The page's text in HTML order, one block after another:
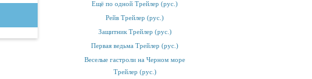
Ещё по одной Трейлер (рус.)
Рейв Трейлер (рус.)
Защитник Трейлер (рус.)
Первая ведьма Трейлер (рус.)
Веселые гастроли на Черном море
Трейлер (рус.)